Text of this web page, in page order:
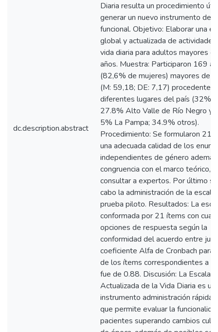
dc.description.abstract
Diaria resulta un procedimiento
generar un nuevo instrumento de
funcional. Objetivo: Elaborar una
global y actualizada de
vida diaria para adultos mayores
años. Muestra: Participaron 169
(82,6% de mujeres) mayores de
(M: 59,18; DE: 7,17) procedentes
diferentes lugares del país (32%
27.8% Alto Valle de Río Negro y
5% La Pampa; 34.9% otros).
Procedimiento: Se formularon 21
una adecuada calidad de los
independientes de género
congruencia con el marco teórico,
consultar a expertos. Por último
cabo la administración de la escala
prueba piloto. Resultados: La
conformada por 21 ítems con
opciones de respuesta según la
conformidad del acuerdo entre
coeficiente Alfa de Cronbach para
de los ítems correspondientes a
fue de 0.88. Discusión: La Escala
Actualizada de la Vida Diaria es un
instrumento administración rápida
que permite evaluar la
pacientes superando cambios